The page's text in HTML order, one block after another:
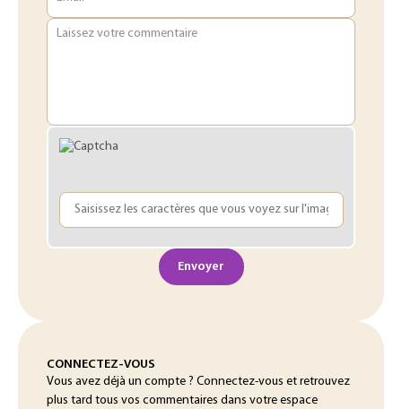
Laissez votre commentaire
Envoyer
CONNECTEZ-VOUS
Vous avez déjà un compte ? Connectez-vous et retrouvez
plus tard tous vos commentaires dans votre espace